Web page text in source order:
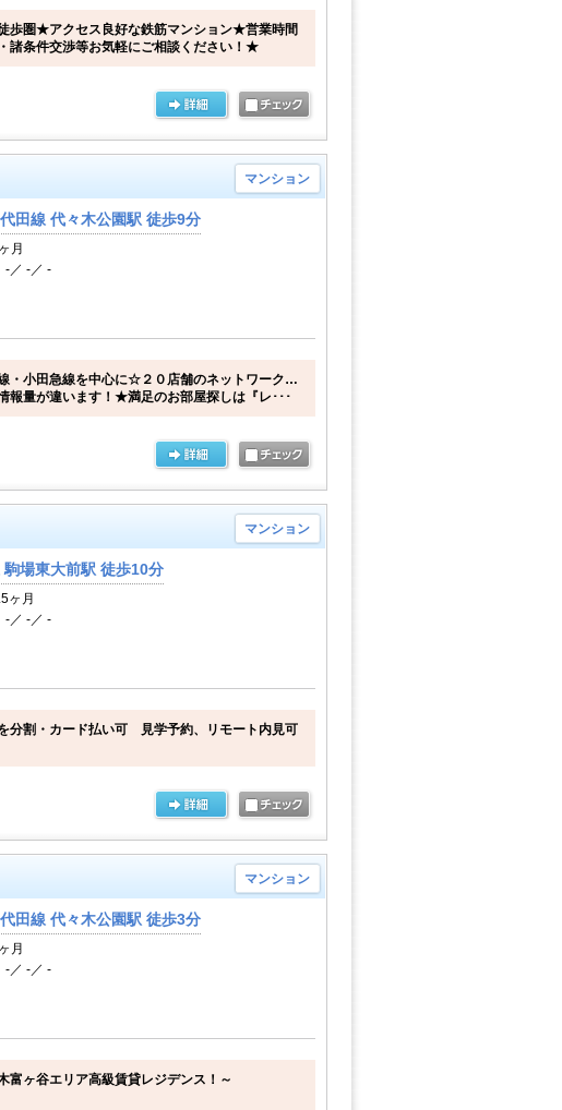
歩圏★アクセス良好な鉄筋マンション★営業時間
諸条件交渉等お気軽にご相談ください！★
マンション
田線 代々木公園駅 徒歩9分
月
-／ -／ -
・小田急線を中心に☆２０店舗のネットワーク…
報量が違います！★満足のお部屋探しは『レ･･･
マンション
場東大前駅 徒歩10分
ヶ月
-／ -／ -
分割・カード払い可 見学予約、リモート内見可
マンション
田線 代々木公園駅 徒歩3分
月
-／ -／ -
富ヶ谷エリア高級賃貸レジデンス！～